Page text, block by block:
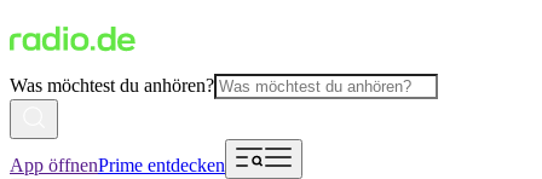
Was möchtest du anhören?
App öffnenPrime entdecken